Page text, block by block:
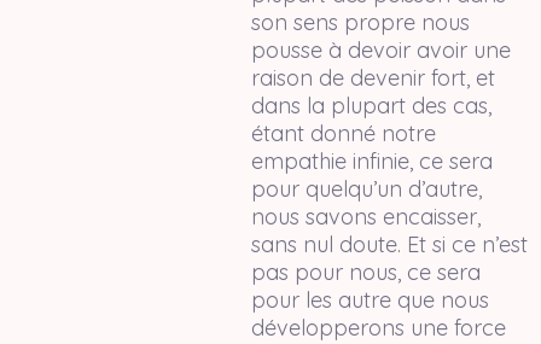
son sens propre nous
pousse à devoir avoir une
raison de devenir fort, et
dans la plupart des cas,
étant donné notre
empathie infinie, ce sera
pour quelqu’un d’autre,
nous savons encaisser,
sans nul doute. Et si ce n’est
pas pour nous, ce sera
pour les autre que nous
développerons une force